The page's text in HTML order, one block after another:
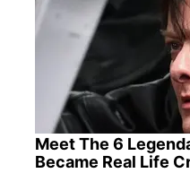
Meet The 6
Became Real Life